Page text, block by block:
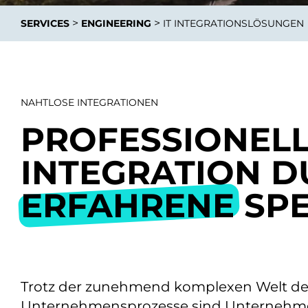
Data
Daten
zu
SERVICES > ENGINEERING > IT INTEGRATIONSLÖSUNGEN
NAHTLOSE INTEGRATIONEN
INTEGRATION
ERFAHRENE
Trotz der zunehmend komplexen Welt